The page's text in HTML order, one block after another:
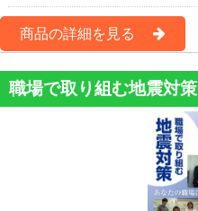
商品の詳細を見る
職場で取り組む地震対策